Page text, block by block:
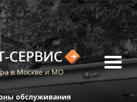
в Москве и МО
обслуживания